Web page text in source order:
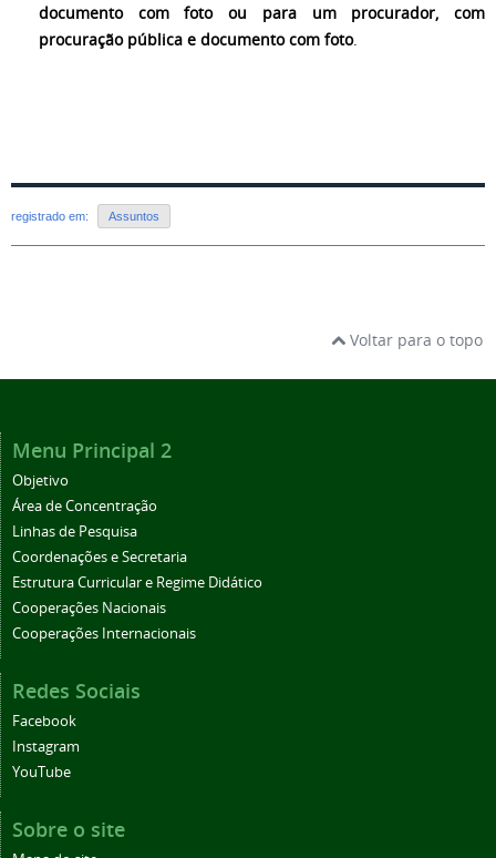
documento com foto ou para um procurador, com
procuração pública e documento com foto.
registrado em: Assuntos
Voltar para o topo
Menu Principal 2
Objetivo
Área de Concentração
Linhas de Pesquisa
Coordenações e Secretaria
Estrutura Curricular e Regime Didático
Cooperações Nacionais
Cooperações Internacionais
Redes Sociais
Facebook
Instagram
YouTube
Sobre o site